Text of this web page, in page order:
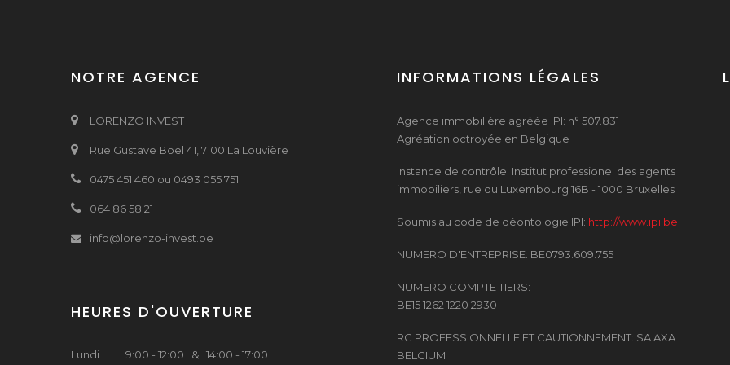
NOTRE AGENCE
LORENZO INVEST
Rue Gustave Boël 41, 7100 La Louvière
0475 451 460 ou 0493 055 751
064 86 58 21
info@lorenzo-invest.be
HEURES D'OUVERTURE
Lundi 9:00 - 12:00 & 14:00 - 17:00
INFORMATIONS LÉGALES
Agence immobilière agréée IPI: n° 507.831
Agréation octroyée en Belgique
Instance de contrôle: Institut professionel des agents
immobiliers, rue du Luxembourg 16B - 1000 Bruxelles
Soumis au code de déontologie IPI: http://www.ipi.be
NUMERO D'ENTREPRISE: BE0793.609.755
NUMERO COMPTE TIERS:
BE15 1262 1220 2930
RC PROFESSIONNELLE ET CAUTIONNEMENT: SA AXA
BELGIUM